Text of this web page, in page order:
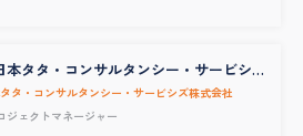
本タタ・コンサルタンシー・サービシ
式会社】システム開発プロジェクトマ
ジャー（アプリケーション領域）
タ・コンサルタンシー・サービシズ株式会社
ジェクトマネージャー